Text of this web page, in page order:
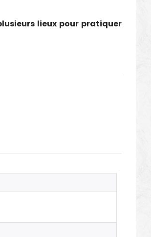
lieux pour pratiquer